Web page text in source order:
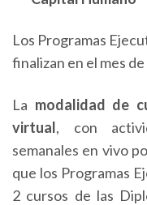
Los Programas
finalizan en el mes de
La modalidad de
virtual, con
semanales en vivo
que los Programas
2 cursos de las